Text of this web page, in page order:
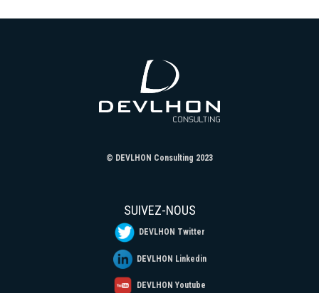
© DEVLHON Consulting 2023
SUIVEZ-NOUS
DEVLHON Twitter
DEVLHON Linkedin
DEVLHON Youtube